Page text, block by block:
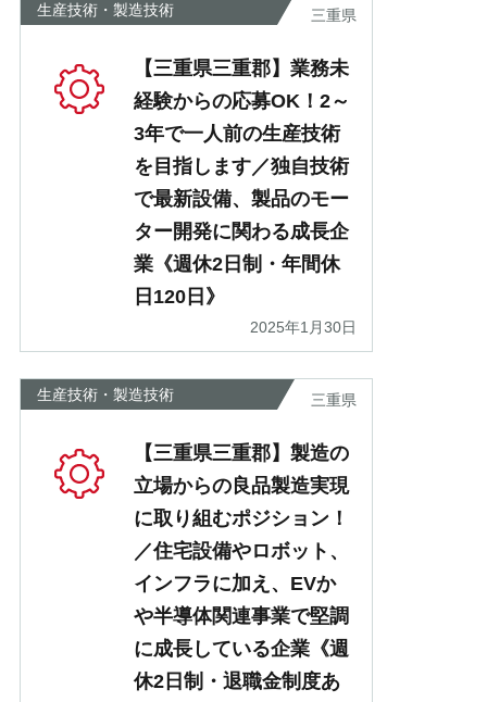
生産技術・製造技術 三重県
【三重県三重郡】業務未
経験からの応募OK！2～
3年で一人前の生産技術
を目指します／独自技術
で最新設備、製品のモー
ター開発に関わる成長企
業《週休2日制・年間休
日120日》
2025年1月30日
生産技術・製造技術 三重県
【三重県三重郡】製造の
立場からの良品製造実現
に取り組むポジション！
／住宅設備やロボット、
インフラに加え、EVか
や半導体関連事業で堅調
に成長している企業《週
休2日制・退職金制度あ